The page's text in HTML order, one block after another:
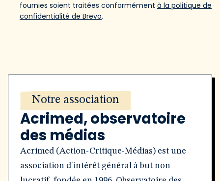
fournies soient traitées conformément à la politique de
confidentialité de Brevo.
Notre association
Acrimed, observatoire
des médias
Acrimed (Action-Critique-Médias) est une
association d'intérêt général à but non